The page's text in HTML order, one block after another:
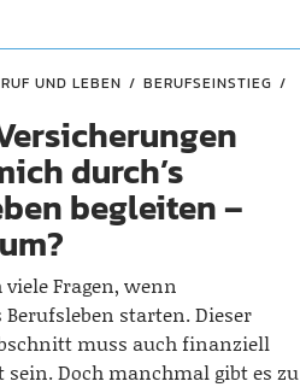
UND LEBEN
BERUFSEINSTIEG
durch’s
begleiten –
Fragen, wenn
starten. Dieser
muss auch finanziell
sein. Doch manchmal gibt es zu